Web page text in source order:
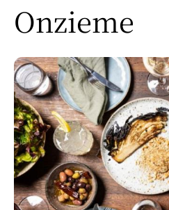
Onzieme